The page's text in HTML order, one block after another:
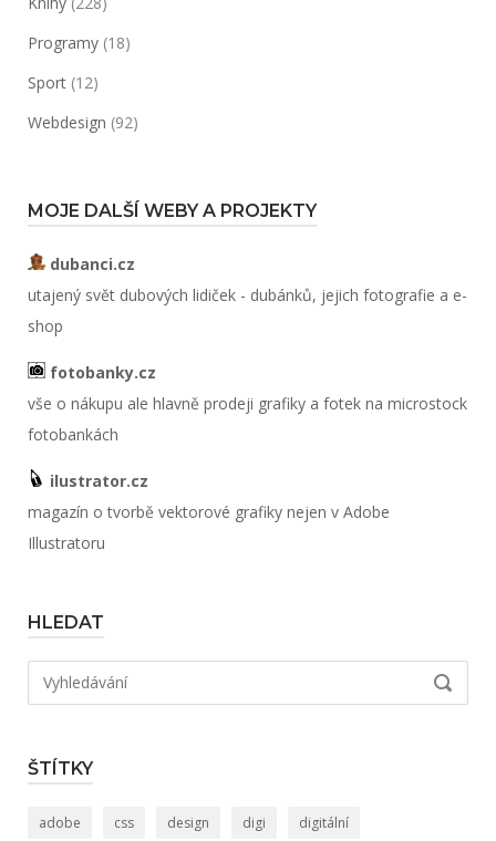
Programy (18)
Sport (12)
Webdesign (92)
MOJE DALŠÍ WEBY A PROJEKTY
dubanci.cz
utajený svět dubových lidiček - dubánků, jejich fotografie a e-
shop
fotobanky.cz
vše o nákupu ale hlavně prodeji grafiky a fotek na microstock
fotobankách
ilustrator.cz
magazín o tvorbě vektorové grafiky nejen v Adobe
Illustratoru
HLEDAT
Hledat:
ŠTÍTKY
adobe css design digi digitální